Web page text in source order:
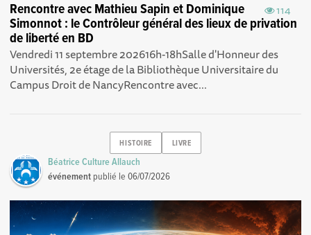
114
Rencontre avec Mathieu Sapin et Dominique
Simonnot : le Contrôleur général des lieux de privation
de liberté en BD
Vendredi 11 septembre 202616h-18hSalle d'Honneur des
Universités, 2e étage de la Bibliothèque Universitaire du
Campus Droit de NancyRencontre avec...
HISTOIRE LIVRE
Béatrice Culture Allauch
événement publié le06/07/2026